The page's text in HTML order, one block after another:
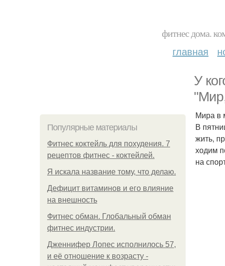
фитнес дома.
главная
У
Популярные материалы
Фитнес коктейль для похудения. 7
рецептов фитнес - коктейлей.
Я искала название тому, что делаю.
Дефицит витаминов и его влияние
на внешность
Фитнес обман. Глобальный обман
фитнес индустрии.
Дженнифер Лопес исполнилось 57,
и её отношение к возрасту -
Мира в
В
жить,
ходим
на